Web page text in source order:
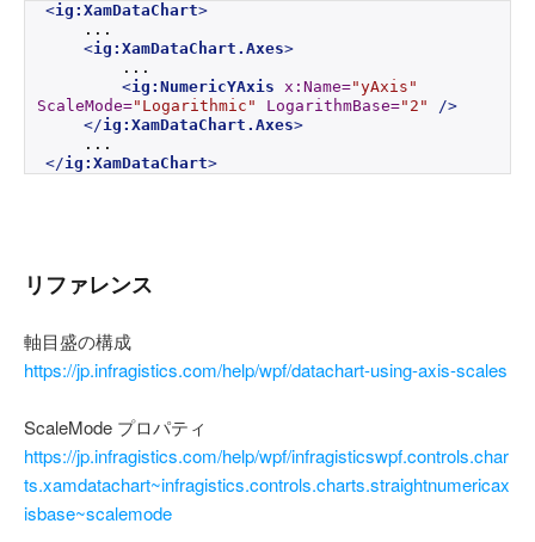
<ig:XamDataChart>
    ...
<ig:XamDataChart.Axes>
        ...
<ig:NumericYAxis x:Name="yAxis"
ScaleMode="Logarithmic" LogarithmBase="2"
/>
</ig:XamDataChart.Axes>
    ...
</ig:XamDataChart>
リファレンス
軸目盛の構成
https://jp.infragistics.com/help/wpf/datachart-using-axis-scales
ScaleMode プロパティ
https://jp.infragistics.com/help/wpf/infragisticswpf.controls.char
ts.xamdatachart~infragistics.controls.charts.straightnumericax
isbase~scalemode